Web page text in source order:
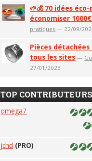
🌱💰 70 idées
économiser
pratiques — 22/09/
Pièces
tous les sites —
27/01/2023
TOP CONTRIBUTEURS
omega7
jchd (PRO)